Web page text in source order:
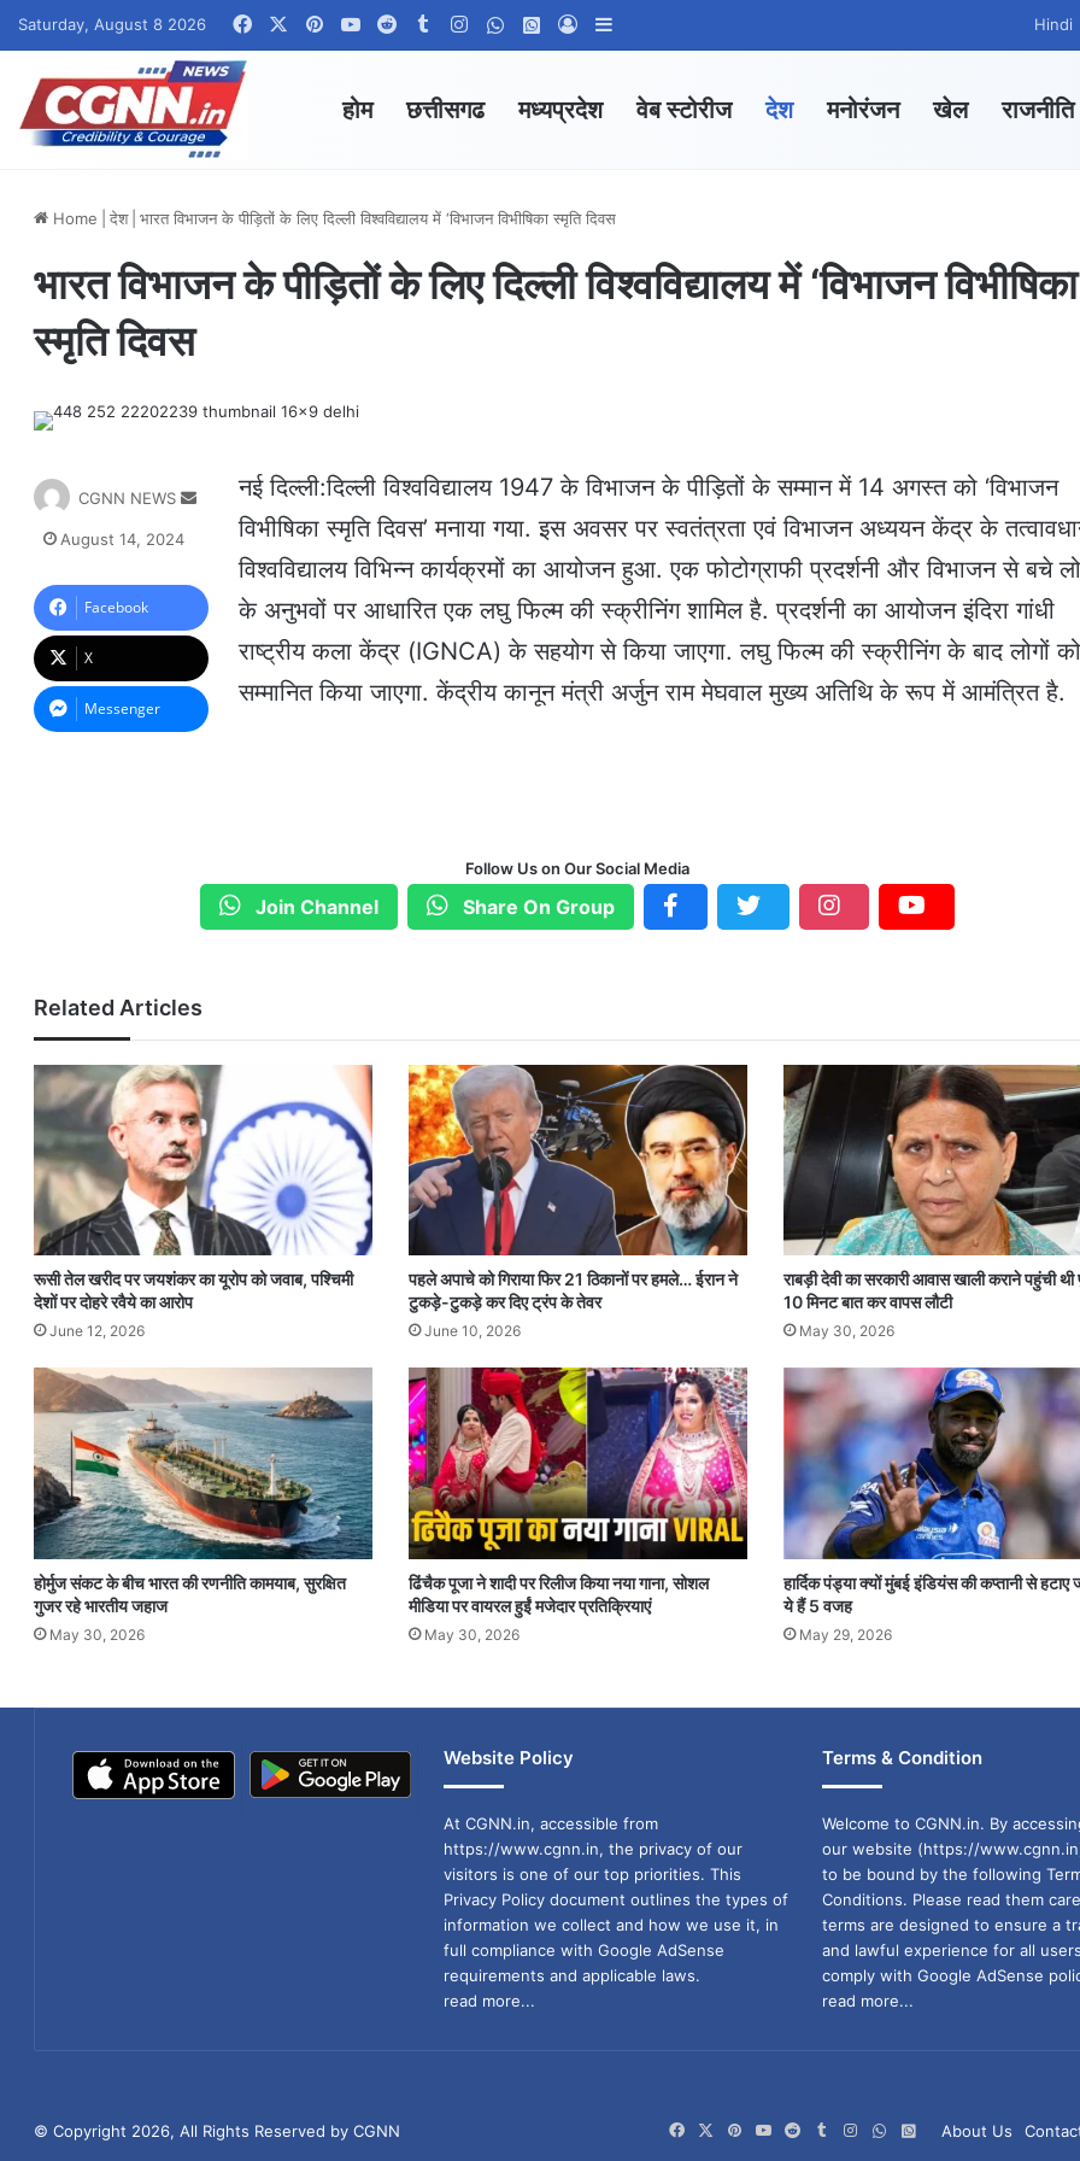
Saturday, August 8 2026 FacebookPinterestYouTubeRedditTumblrInstagramWhatsApp Channel
WhatsApp Group
Log In Hindi
होम छत्तीसगढ मध्यप्रदेश वेब स्टोरीज देश मनोरंजन खेल राजनीति
Home देश भारत विभाजन के पीड़ितों के लिए दिल्ली विश्वविद्यालय में ‘विभाजन विभीषिका स्मृति दिवस
भारत विभाजन के पीड़ितों के लिए दिल्ली विश्वविद्यालय में ‘विभाजन विभीषिका
स्मृति दिवस
नई दिल्ली:दिल्ली विश्वविद्यालय 1947 के विभाजन के पीड़ितों के सम्मान में 14 अगस्त को ‘विभाजन
विभीषिका स्मृति दिवस’ मनाया गया. इस अवसर पर स्वतंत्रता एवं विभाजन अध्ययन केंद्र के
विश्वविद्यालय विभिन्न कार्यक्रमों का आयोजन हुआ. एक फोटोग्राफी प्रदर्शनी और विभाजन से बचे
के अनुभवों पर आधारित एक लघु फिल्म की स्क्रीनिंग शामिल है. प्रदर्शनी का आयोजन इंदिरा गांधी
राष्ट्रीय कला केंद्र (IGNCA) के सहयोग से किया जाएगा. लघु फिल्म की स्क्रीनिंग के बाद लोगों को
सम्मानित किया जाएगा. केंद्रीय कानून मंत्री अर्जुन राम मेघवाल मुख्य अतिथि के रूप में आमंत्रित है.
CGNN NEWS
a
n
e
m
a
i
August 14, 2024
Facebook
X
Messenger
Follow Us on Our Social Media
Join Channel Share On Group
Related Articles
रूसी तेल खरीद पर जयशंकर का यूरोप को जवाब, पश्चिमी
देशों पर दोहरे रवैये का आरोप
June 12, 2026
पहले अपाचे को गिराया फिर 21 ठिकानों पर हमले… ईरान ने
टुकड़े-टुकड़े कर दिए ट्रंप के तेवर
June 10, 2026
राबड़ी देवी का सरकारी आवास खाली कराने पहुंची
10 मिनट बात कर वापस लौटी
May 30, 2026
होर्मुज संकट के बीच भारत की रणनीति कामयाब, सुरक्षित
गुजर रहे भारतीय जहाज
May 30, 2026
ढिंचैक पूजा ने शादी पर रिलीज किया नया गाना, सोशल
मीडिया पर वायरल हुईं मजेदार प्रतिक्रियाएं
May 30, 2026
हार्दिक पंड्या क्यों मुंबई इंडियंस की कप्तानी से हटाए
ये हैं 5 वजह
May 29, 2026
Website Policy
At CGNN.in, accessible from
https://www.cgnn.in, the privacy of our
visitors is one of our top priorities. This
Privacy Policy document outlines the types of
information we collect and how we use it, in
full compliance with Google AdSense
requirements and applicable laws.
read more...
Terms & Condition
Welcome to CGNN.in. By
our website (https://
to be bound by the following
Conditions. Please read them
terms are designed to ensure a
and lawful experience for all
comply with Google AdSense
read more...
© Copyright 2026, All Rights Reserved by CGNN About Us
FacebookPinterestYouTubeRedditTumblrInstagramWhatsApp
WhatsApp